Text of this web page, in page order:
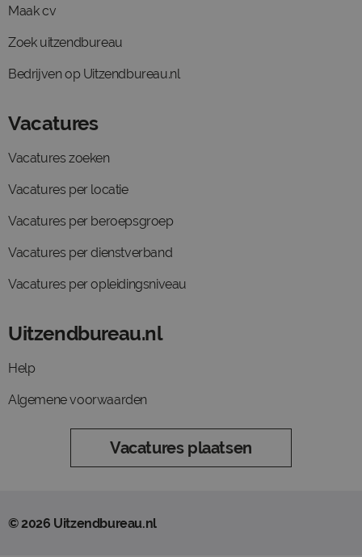
Maak cv
Zoek uitzendbureau
Bedrijven op Uitzendbureau.nl
Vacatures
Vacatures zoeken
Vacatures per locatie
Vacatures per beroepsgroep
Vacatures per dienstverband
Vacatures per opleidingsniveau
Uitzendbureau.nl
Help
Algemene voorwaarden
Vacatures plaatsen
© 2026 Uitzendbureau.nl